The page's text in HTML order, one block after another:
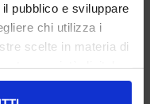
pubblico e sviluppare
chi utilizza i
scelte in materia di
È possibile